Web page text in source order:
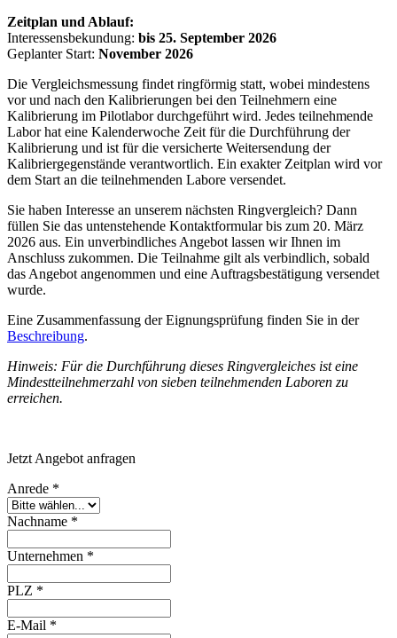
Zeitplan und Ablauf:
Interessensbekundung: bis 25. September 2026
Geplanter Start: November 2026
Die Vergleichsmessung findet ringförmig statt, wobei mindestens
vor und nach den Kalibrierungen bei den Teilnehmern eine
Kalibrierung im Pilotlabor durchgeführt wird. Jedes teilnehmende
Labor hat eine Kalenderwoche Zeit für die Durchführung der
Kalibrierung und ist für die versicherte Weitersendung der
Kalibriergegenstände verantwortlich. Ein exakter Zeitplan wird vor
dem Start an die teilnehmenden Labore versendet.
Sie haben Interesse an unserem nächsten Ringvergleich? Dann
füllen Sie das untenstehende Kontaktformular bis zum 20. März
2026 aus. Ein unverbindliches Angebot lassen wir Ihnen im
Anschluss zukommen. Die Teilnahme gilt als verbindlich, sobald
das Angebot angenommen und eine Auftragsbestätigung versendet
wurde.
Eine Zusammenfassung der Eignungsprüfung finden Sie in der
Beschreibung.
Hinweis: Für die Durchführung dieses Ringvergleiches ist eine
Mindestteilnehmerzahl von sieben teilnehmenden Laboren zu
erreichen.
Jetzt Angebot anfragen
Anrede *
Nachname *
Unternehmen *
PLZ *
E-Mail *